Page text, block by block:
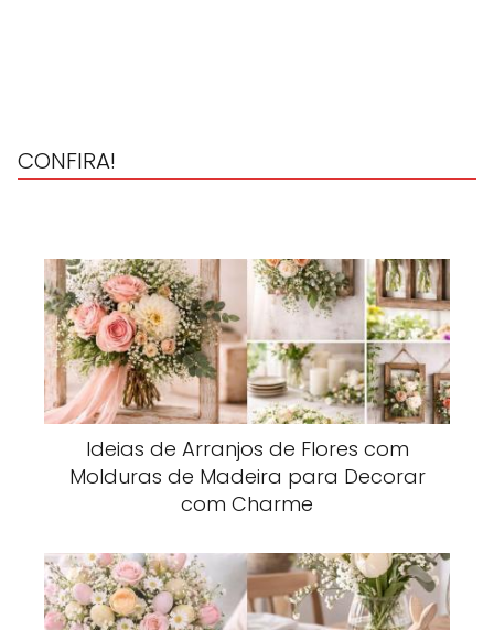
CONFIRA!
Ideias de Arranjos de Flores com
Molduras de Madeira para Decorar
com Charme